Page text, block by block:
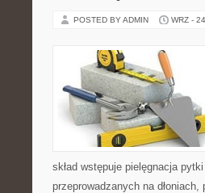
POSTED BY ADMIN WRZ -
skład wstępuje pielęgnacja
przeprowadzanych na